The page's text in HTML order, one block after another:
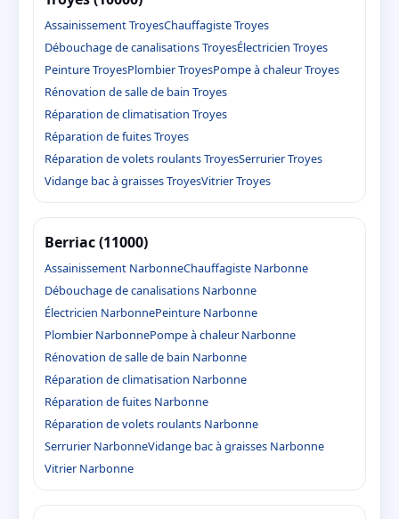
Assainissement TroyesChauffagiste Troyes
Débouchage de canalisations TroyesÉlectricien Troyes
Peinture TroyesPlombier TroyesPompe à chaleur Troyes
Rénovation de salle de bain Troyes
Réparation de climatisation Troyes
Réparation de fuites Troyes
Réparation de volets roulants TroyesSerrurier Troyes
Vidange bac à graisses TroyesVitrier Troyes
Berriac (11000)
Assainissement NarbonneChauffagiste Narbonne
Débouchage de canalisations Narbonne
Électricien NarbonnePeinture Narbonne
Plombier NarbonnePompe à chaleur Narbonne
Rénovation de salle de bain Narbonne
Réparation de climatisation Narbonne
Réparation de fuites Narbonne
Réparation de volets roulants Narbonne
Serrurier NarbonneVidange bac à graisses Narbonne
Vitrier Narbonne